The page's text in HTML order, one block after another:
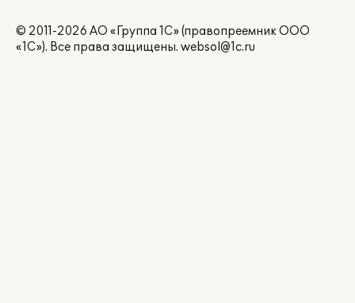
© 2011-2026 АО «Группа 1С» (правопреемник ООО
«1С»). Все права защищены. websol@1c.ru